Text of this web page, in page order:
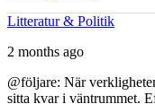
Litteratur & Politik
2 months ago
@följare: När
sitta kvar i väntrummet.